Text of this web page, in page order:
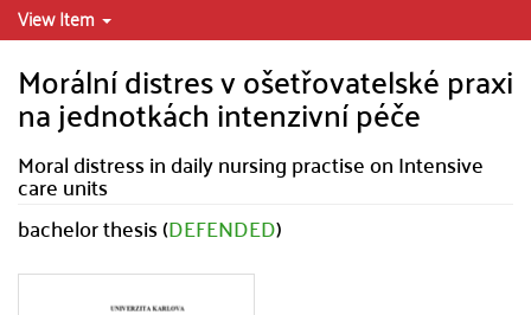
View Item
Morální distres v ošetřovatelské praxi
na jednotkách intenzivní péče
Moral distress in daily nursing practise on Intensive
care units
bachelor thesis (DEFENDED)